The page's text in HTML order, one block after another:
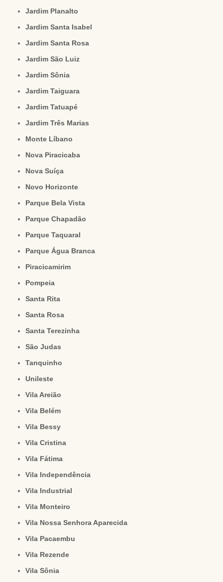
Jardim Planalto
Jardim Santa Isabel
Jardim Santa Rosa
Jardim São Luiz
Jardim Sônia
Jardim Taiguara
Jardim Tatuapé
Jardim Três Marias
Monte Líbano
Nova Piracicaba
Nova Suíça
Novo Horizonte
Parque Bela Vista
Parque Chapadão
Parque Taquaral
Parque Água Branca
Piracicamirim
Pompeia
Santa Rita
Santa Rosa
Santa Terezinha
São Judas
Tanquinho
Unileste
Vila Areião
Vila Belém
Vila Bessy
Vila Cristina
Vila Fátima
Vila Independência
Vila Industrial
Vila Monteiro
Vila Nossa Senhora Aparecida
Vila Pacaembu
Vila Rezende
Vila Sônia